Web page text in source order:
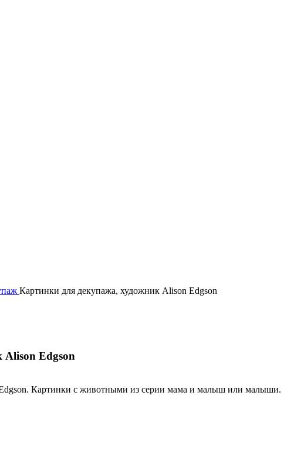
Картинки для декупажа, художник Alison Edgson
Edgson
Картинки с животными из серии мама и малыш или малыши.